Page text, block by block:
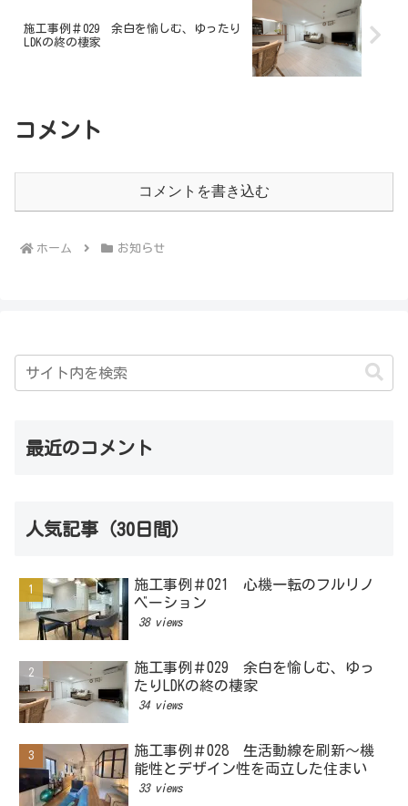
施工事例＃029 余白を愉しむ、ゆったり
LDKの終の棲家
コメント
コメントを書き込む
ホーム お知らせ
最近のコメント
人気記事（30日間）
施工事例＃021 心機一転のフルリノ
ベーション
38 views
施工事例＃029 余白を愉しむ、ゆっ
たりLDKの終の棲家
34 views
施工事例＃028 生活動線を刷新～機
能性とデザイン性を両立した住まい
33 views